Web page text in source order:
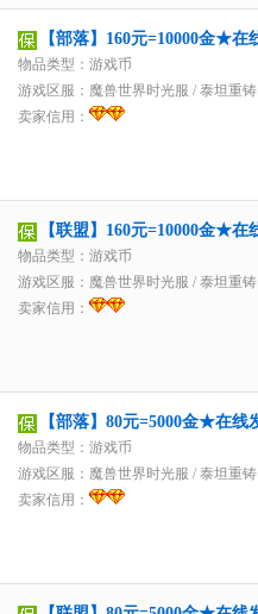
【部落】160元=10000金★
物品类型：游戏币
游戏区服： 魔兽世界时光服 / 泰坦重铸
卖家信用：
【联盟】160元=10000金★
物品类型：游戏币
游戏区服： 魔兽世界时光服 / 泰坦重铸
卖家信用：
【部落】80元=5000金★在
物品类型：游戏币
游戏区服： 魔兽世界时光服 / 泰坦重铸
卖家信用：